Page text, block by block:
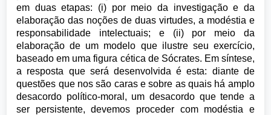
em duas etapas: (i) por meio da investigação e da
elaboração das noções de duas virtudes, a modéstia e
responsabilidade intelectuais; e (ii) por meio da
elaboração de um modelo que ilustre seu exercício,
baseado em uma figura cética de Sócrates. Em síntese,
a resposta que será desenvolvida é esta: diante de
questões que nos são caras e sobre as quais há amplo
desacordo político-moral, um desacordo que tende a
ser persistente, devemos proceder com modéstia e